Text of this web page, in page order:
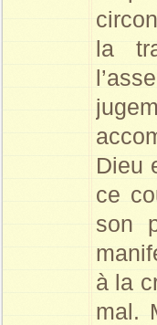
la
Dieu
ce
son
à la
mal.